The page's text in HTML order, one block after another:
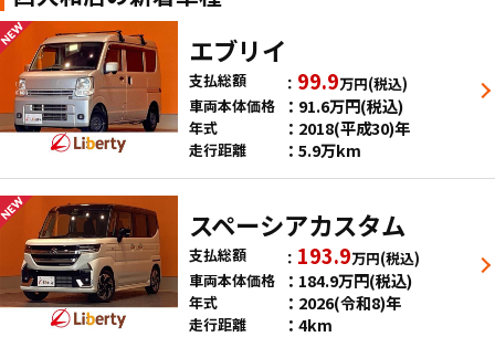
エブリイ
支払総額 99.9万円(税込)
車両本体価格
91.6万円(税込)
年式 2018(平成30)年
走行距離 5.9万km
スペーシアカスタム
支払総額 193.9万円(税込)
車両本体価格
184.9万円(税込)
年式 2026(令和8)年
走行距離 4km